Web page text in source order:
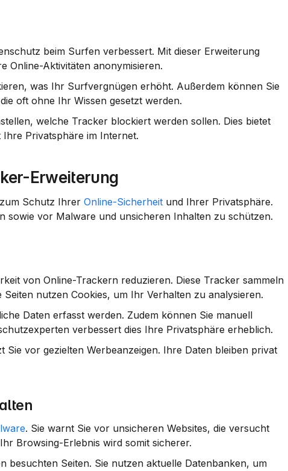
beim Surfen verbessert. Mit dieser Erweiterung
Online-Aktivitäten anonymisieren.
was Ihr Surfvergnügen erhöht. Außerdem können Sie
oft ohne Ihr Wissen gesetzt werden.
welche Tracker blockiert werden sollen. Dies bietet
Privatsphäre im Internet.
Erweiterung
Schutz Ihrer Online-Sicherheit und Ihrer Privatsphäre.
sowie vor Malware und unsicheren Inhalten zu schützen.
von Online-Trackern reduzieren. Diese Tracker sammeln
nutzen Cookies, um Ihr Verhalten zu analysieren.
Daten erfasst werden. Zudem können Sie manuell
verbessert dies Ihre Privatsphäre erheblich.
vor gezielten Werbeanzeigen. Ihre Daten bleiben privat
. Sie warnt Sie vor unsicheren Websites, die versucht
Browsing-Erlebnis wird somit sicherer.
besuchten Seiten. Sie nutzen aktuelle Datenbanken, um